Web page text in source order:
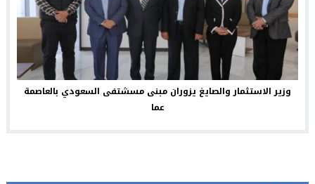
وزير الاستثمار والصايغ يزوران مبنى مسشتفى السعودي بالعاصمة
عما